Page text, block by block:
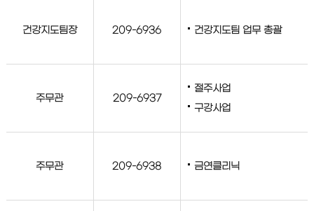
건강지도팀장 209-6936 건강지도팀 업무 총괄
주무관 209-6937
절주사업
구강사업
주무관 209-6938 금연클리닉